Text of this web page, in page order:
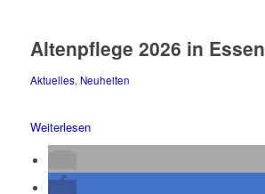
Altenpflege 2026 in Essen
Aktuelles, Neuheiten
Weiterlesen